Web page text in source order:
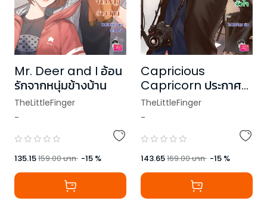
Mr. Deer and I อ้อน
รักจากหนุ่มข้างบ้าน
TheLittleFinger
-
135.15159.00บาท -15 %
Capricious
Capricorn ประกาศ
รักร้ายละลายหัวใจ ชุด
Prince of Zodiac
TheLittleFinger
-
143.65169.00บาท -15 %